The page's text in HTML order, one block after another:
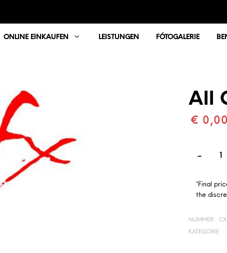
ONLINE EINKAUFEN LEISTUNGEN FÓTOGALERIE
All
€
*Final
the
NUMMER:
KATEGORIE :